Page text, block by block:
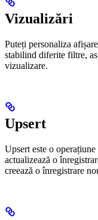
Vizualizări
Puteți personaliza
stabilind diferite filtre,
vizualizare.
Upsert
Upsert este o
actualizează o
creează o înregistrare